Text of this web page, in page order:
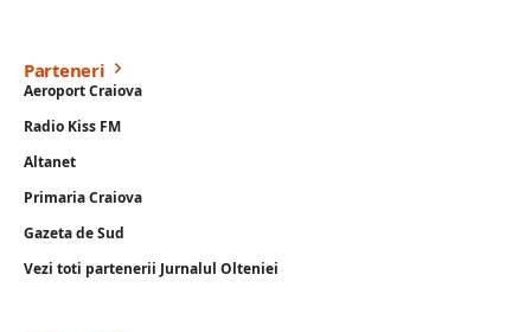
Parteneri
Aeroport Craiova
Radio Kiss FM
Altanet
Primaria Craiova
Gazeta de Sud
Vezi toti partenerii Jurnalul Olteniei